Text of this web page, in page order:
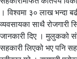
। विश्वमा ३० लाख भन्दा
व्यवसायका साथै रोजगारी
जानकारी दिए । मुलुकको
सहकारी लिएको भए पनि